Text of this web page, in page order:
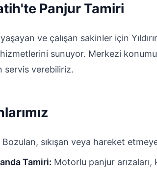
Panjur Tamiri
ve çalışan sakinler için
sunuyor. Merkezi
servis verebiliriz.
Bozulan, sıkışan veya hareket
Tamiri: Motorlu panjur arızaları,